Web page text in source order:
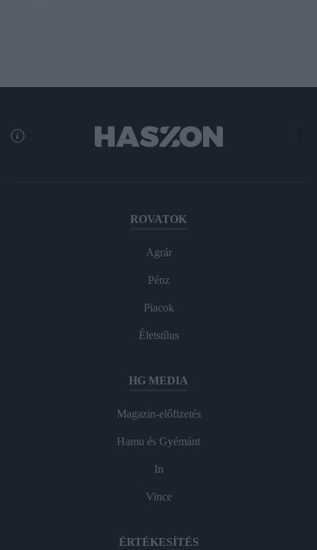
ROVATOK
Agrár
Pénz
Piacok
Életstílus
HG MEDIA
Magazin-előfizetés
Hamu és Gyémánt
In
Vince
ÉRTÉKESÍTÉS